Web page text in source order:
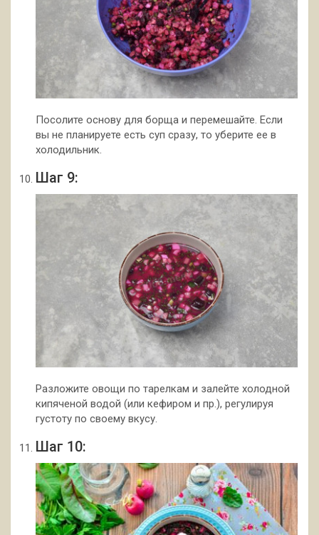
Посолите основу для борща и перемешайте. Если
вы не планируете есть суп сразу, то уберите ее в
холодильник.
Шаг 9:
Разложите овощи по тарелкам и залейте холодной
кипяченой водой (или кефиром и пр.), регулируя
густоту по своему вкусу.
Шаг 10: